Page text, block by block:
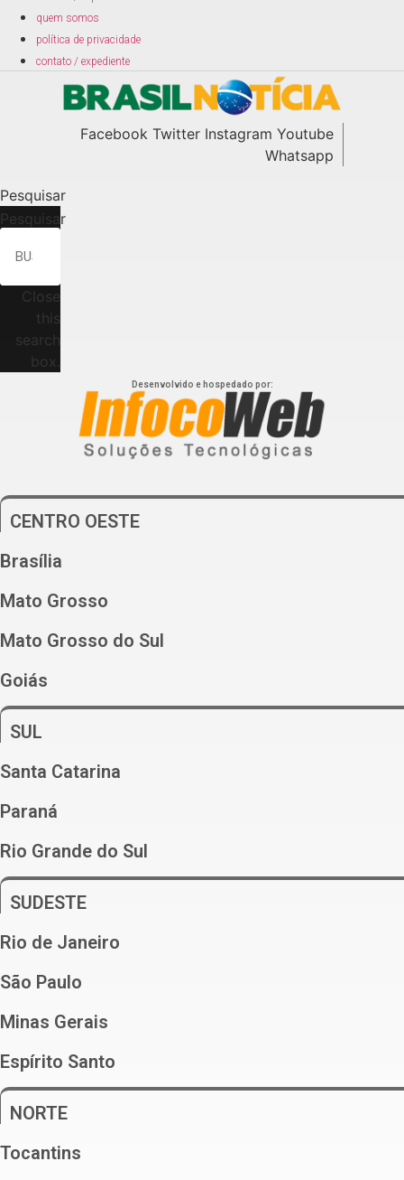
quem somos
política de privacidade
contato / expediente
Facebook Twitter Instagram Youtube
Whatsapp
Pesquisar
Pesquisar
Close
this
search
box.
Desenvolvido e hospedado por:
CENTRO OESTE
Brasília
Mato Grosso
Mato Grosso do Sul
Goiás
SUL
Santa Catarina
Paraná
Rio Grande do Sul
SUDESTE
Rio de Janeiro
São Paulo
Minas Gerais
Espírito Santo
NORTE
Tocantins